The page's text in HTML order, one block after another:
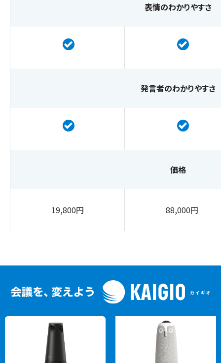
表情のわかりやすさ
発言者のわかりやすさ
価格
19,800円 88,000円